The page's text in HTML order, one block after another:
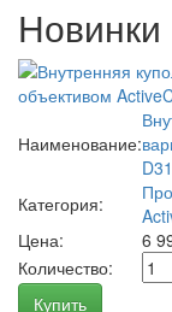
Новинки
Наименование:
Категория:
Цена:
6
Количество:
Купить